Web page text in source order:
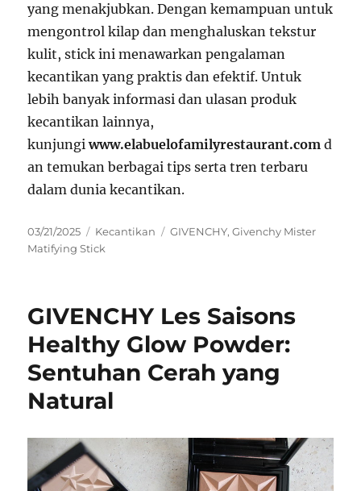
yang menakjubkan. Dengan kemampuan untuk
mengontrol kilap dan menghaluskan tekstur
kulit, stick ini menawarkan pengalaman
kecantikan yang praktis dan efektif. Untuk
lebih banyak informasi dan ulasan produk
kecantikan lainnya,
kunjungiwww.elabuelofamilyrestaurant.com d
an temukan berbagai tips serta tren terbaru
dalam dunia kecantikan.
Posted
on
03/21/2025 Categories
Kecantikan Tags
GIVENCHY,Givenchy Mister
Matifying Stick
GIVENCHY Les Saisons
Healthy Glow Powder:
Sentuhan Cerah yang
Natural